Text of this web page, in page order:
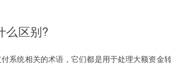
么区别?
系统相关的术语，它们都是用于处理大额资金